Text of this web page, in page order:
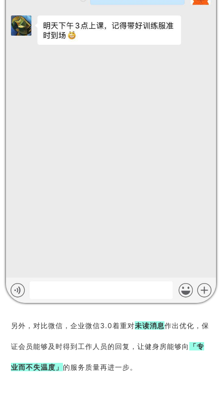
另外，对比微信，企业微信3.0着重对未读消息作出优化，保
证会员能够及时得到工作人员的回复，让健身房能够向 「专
业而不失温度」 的服务质量再进一步。